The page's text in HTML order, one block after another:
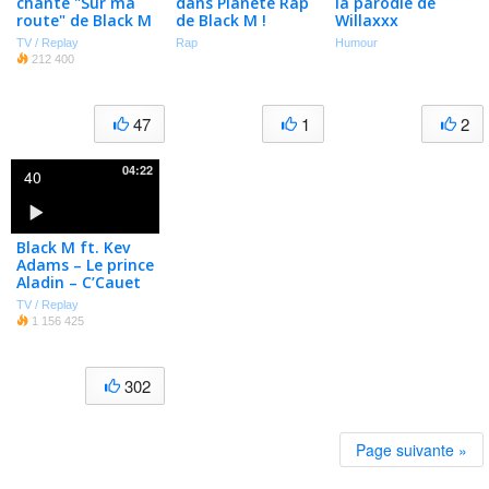
route" de Black M
dans TPMP
TV / Replay
212 400
47
de Black M !
Rap
1
Willaxxx
"Madame
Humour
2
04:22
Black M ft. Kev
Adams – Le prince
Aladin – C’Cauet
sur NRJ
TV / Replay
1 156 425
302
40
Page suivante »